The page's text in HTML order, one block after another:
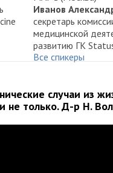
Иванов
секретарь
медицинской
развитию ГК
Чекалова Марина
(Москва)
Все спикеры
случаи из
не только. Д-р Н.